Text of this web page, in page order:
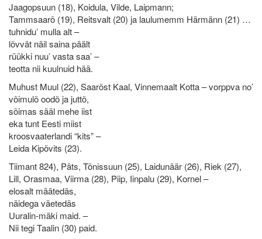
Jaagopsuun (18), Koidula, Vilde, Laipmann;
Tammsaarõ (19), Reitsvalt (20) ja laulumemm Härmänn (21) …
tuhnidu’ mulla alt –
lõvvät näil saina päält
rüükki nuu’ vasta saa’ –
teotta nii kuulnuid hää.
Muhust Muul (22), Saarõst Kaal, Vinnemaalt Kotta – vorppva no’
võimulõ oodõ ja juttõ,
sõimas sääl mehe iist
eka tunt Eesti miist
kroosvaaterlandi “kits” –
Leida Kipõvits (23).
Tiimant 824), Päts, Tõnissuun (25), Laidunäär (26), Riek (27),
Lill, Orasmaa, Viirma (28), Piip, Iinpalu (29), Kornel –
elosalt määtedäs,
näidega väetedäs
Uuralin-mäki maid. –
Nii tegi Taalin (30) paid.